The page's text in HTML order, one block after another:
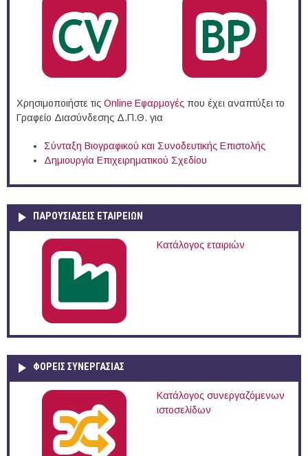
Χρησιμοποιήστε τις Online Eφαρμογές που έχει αναπτύξει το
Γραφείο Διασύνδεσης Δ.Π.Θ. για
Σύνταξη Βιογραφικού και Συνοδευτικής Επιστολής
Δημιουργία Επιχειρηματικού Σχεδίου
ΠΑΡΟΥΣΙΆΣΕΙΣ ΕΤΑΙΡΕΙΏΝ
Κατάλογος εταιριών
ΦΟΡΕΙΣ ΣΥΝΕΡΓΑΣΙΑΣ
Κατάλογος συνεργαζόμενων
ιστοσελίδων